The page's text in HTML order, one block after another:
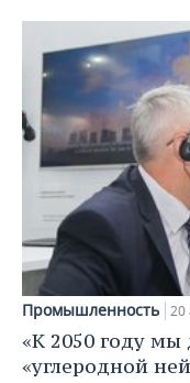
Промышленность 20
«К 2050 году
«углеродной